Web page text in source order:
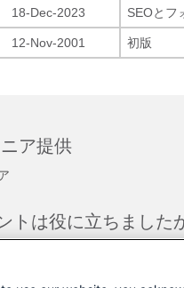
18-Dec-2023 SEOとフ
12-Nov-2001 初版
ア提供
トは役に立ちました